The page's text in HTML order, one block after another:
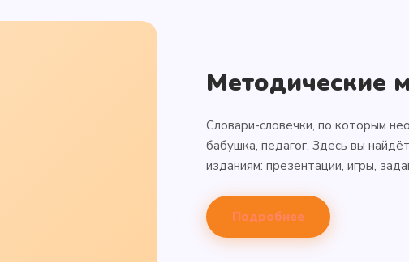
Методические
Словари-словечки, по которым
бабушка, педагог. Здесь вы
изданиям: презентации, игры,
Подробнее